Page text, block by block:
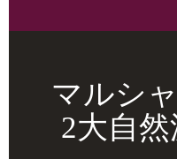
マルシ
2大自